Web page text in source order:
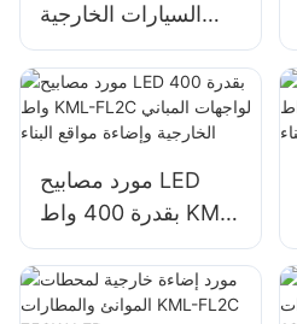
السيارات الخارجية
والمستودعات KML-
FL2C 200W LED
مورد مصابيح LED
بقدرة 400 واط KML-
FL2C لواجهات المباني
الخارجية وإضاءة مواقع
البناء